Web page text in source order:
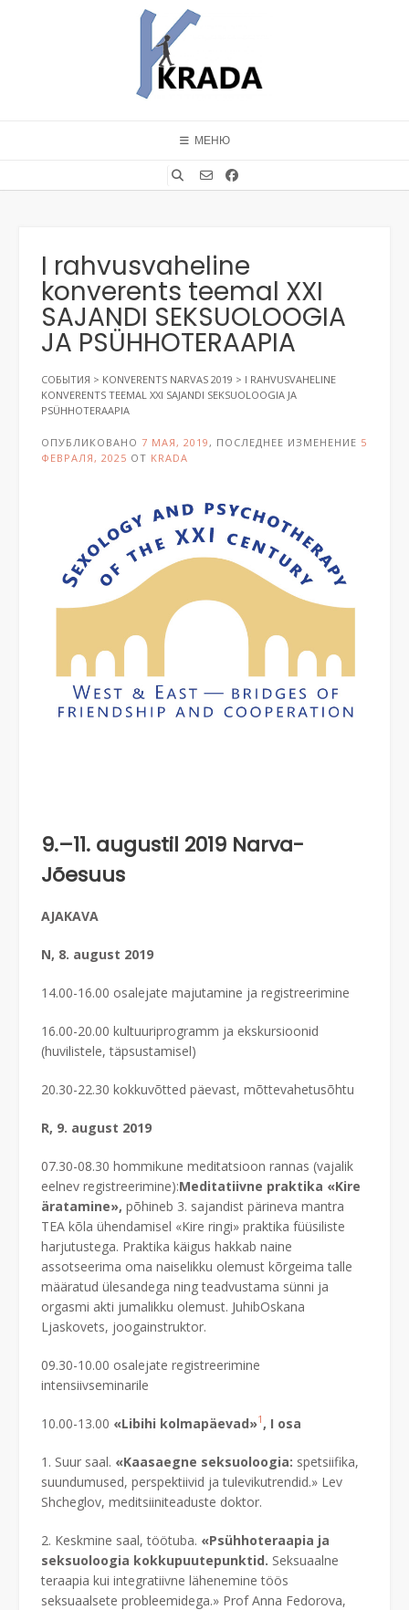
МЕНЮ
I rahvusvaheline
konverents teemal XXI
SAJANDI SEKSUOLOOGIA
JA PSÜHHOTERAAPIA
СОБЫТИЯ > KONVERENTS NARVAS 2019 > I RAHVUSVAHELINE
KONVERENTS TEEMAL XXI SAJANDI SEKSUOLOOGIA JA
PSÜHHOTERAAPIA
ОПУБЛИКОВАНО 7 МАЯ, 2019, ПОСЛЕДНЕЕ ИЗМЕНЕНИЕ 5
ФЕВРАЛЯ, 2025 ОТ KRADA
9.–11. augustil 2019 Narva-
Jõesuus
AJAKAVA
N, 8. august 2019
14.00-16.00 osalejate majutamine ja registreerimine
16.00-20.00 kultuuriprogramm ja ekskursioonid
(huvilistele, täpsustamisel)
20.30-22.30 kokkuvõtted päevast, mõttevahetusõhtu
R, 9. august 2019
07.30-08.30 hommikune meditatsioon rannas (vajalik
eelnev registreerimine):Meditatiivne praktika «Kire
äratamine», põhineb 3. sajandist pärineva mantra
TEA kõla ühendamisel «Kire ringi» praktika füüsiliste
harjutustega. Praktika käigus hakkab naine
assotseerima oma naiselikku olemust kõrgeima talle
määratud ülesandega ning teadvustama sünni ja
orgasmi akti jumalikku olemust. JuhibOskana
Ljaskovets, joogainstruktor.
09.30-10.00 osalejate registreerimine
intensiivseminarile
10.00-13.00 «Libihi kolmapäevad»1 , I osa
1. Suur saal. «Kaasaegne seksuoloogia: spetsiifika,
suundumused, perspektiivid ja tulevikutrendid.» Lev
Shcheglov, meditsiiniteaduste doktor.
2. Keskmine saal, töötuba. «Psühhoteraapia ja
seksuoloogia kokkupuutepunktid. Seksuaalne
teraapia kui integratiivne lähenemine töös
seksuaalsete probleemidega.» Prof Anna Fedorova,